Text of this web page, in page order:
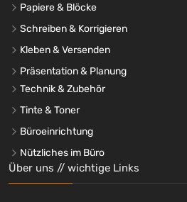
THOMY
Toblerone(+1)
Toffifee(+1)
TOGU(+5)
Tontarelli(+2)
Tontarelli(+5)
TOOLCRAFT
Tork(+80)
TUC(+3)
Papiere & Blöcke
Schreiben & Korrigieren
Kleben & Versenden
Präsentation & Planung
Technik & Zubehör
Tinte & Toner
Büroeinrichtung
Nützliches im Büro
Über uns // wichtige Links